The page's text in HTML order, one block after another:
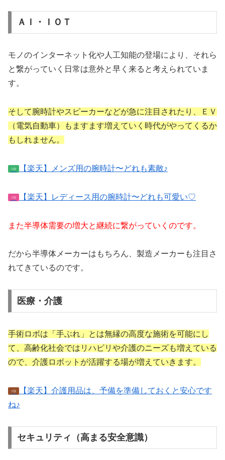
ＡＩ・ＩＯＴ
モノのインターネット化や人工知能の登場により、それら
と繋がっていく日常は意外と早く来ると考えられていま
す。
そして腕時計やスピーカーなどが急に注目されたり、ＥＶ
（電気自動車）もますます増えていく時代がやってくるか
もしれません。
⇒ 【楽天】メンズ用の腕時計〜どれも素敵♪
⇒ 【楽天】レディース用の腕時計〜どれも可愛い♡
また半導体需要の増大と継続に繋がっていくのです。
だから半導体メーカーはもちろん、製造メーカーも注目さ
れてきているのです。
医療・介護
手術ロボは「手ぶれ」とは無縁の高度な施術を可能にし
て、高齢化社会ではリハビリや介護のニーズも増えている
ので、介護ロボットが活躍する場が増えていきます。
⇒
【楽天】介護用品は、予備を準備しておくと安心です
ね♪
セキュリティ（高まる安全意識）